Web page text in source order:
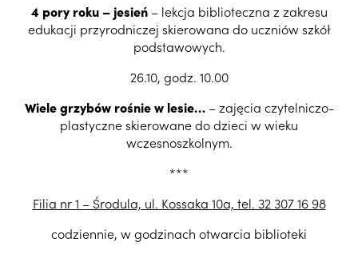
4 pory roku – jesień– lekcja biblioteczna z zakresu
edukacji przyrodniczej skierowana do uczniów szkół
podstawowych.
26.10, godz. 10.00
Wiele grzybów rośnie w lesie…– zajęcia czytelniczo-
plastyczne skierowane do dzieci w wieku
wczesnoszkolnym.
***
Filia nr 1 – Środula, ul. Kossaka 10a, tel. 32 307 16 98
codziennie, w godzinach otwarcia biblioteki